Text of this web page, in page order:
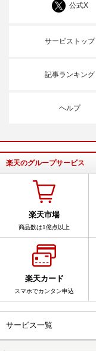
公式X
サービストップ
記事ランキング
ヘルプ
楽天のグループサービス
楽天市場
商品数は1億点以上
楽天カード
スマホでカンタン申込
サービス一覧